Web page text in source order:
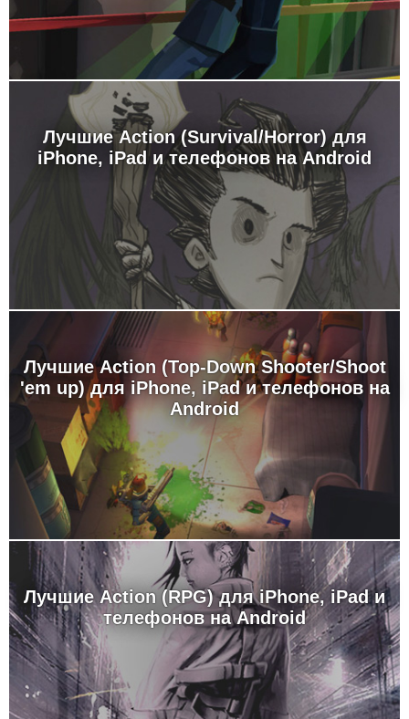
Лучшие Action (Survival/Horror) для
iPhone, iPad и телефонов на Android
Лучшие Action (Top-Down Shooter/Shoot
'em up) для iPhone, iPad и телефонов на
Android
Лучшие Action (RPG) для iPhone, iPad и
телефонов на Android